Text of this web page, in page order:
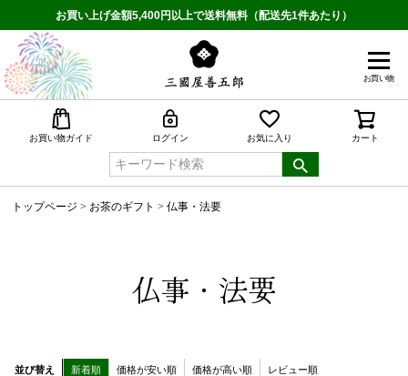
お買い上げ金額5,400円以上で送料無料（配送先1件あたり）
お買い物
お買い物ガイド ログイン お気に入り カート
トップページ お茶のギフト 仏事・法要
仏事・法要
並び替え 新着順 価格が安い順 価格が高い順 レビュー順